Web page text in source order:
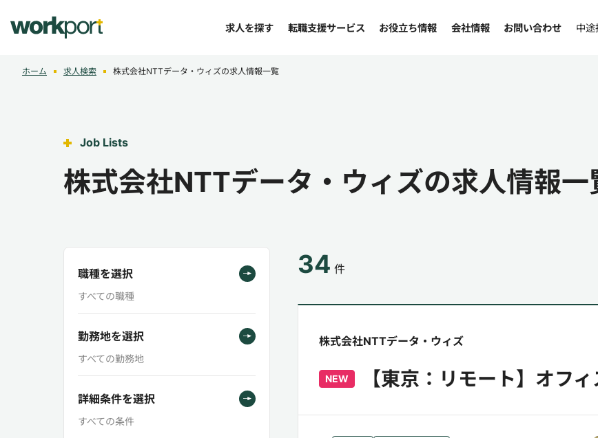
求人を探す 転職支援サービス お役立ち情報 会社情報 お問い合わせ 中途
ホーム 求人検索 株式会社NTTデータ・ウィズの求人情報一覧
Job Lists
株式会社NTTデータ・ウィズの求人情報一
職種を選択
すべての職種
勤務地を選択
すべての勤務地
詳細条件を選択
すべての条件
34 件
株式会社NTTデータ・ウィズ
NEW 【東京：リモート】オフ